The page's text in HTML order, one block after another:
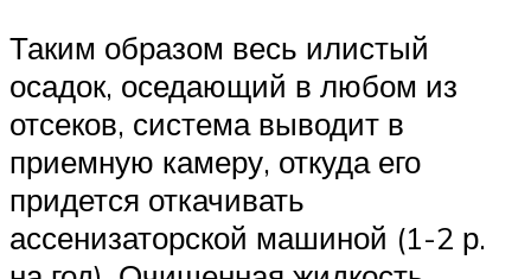
Таким образом весь илистый
осадок, оседающий в любом из
отсеков, система выводит в
приемную камеру, откуда его
придется откачивать
ассенизаторской машиной (1-2 р.